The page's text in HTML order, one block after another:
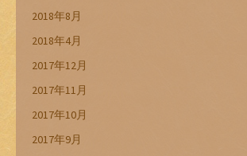
2018年8月
2018年4月
2017年12月
2017年11月
2017年10月
2017年9月